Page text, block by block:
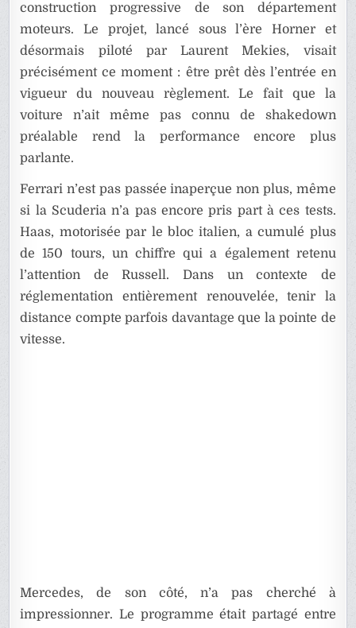
construction progressive de son département
moteurs. Le projet, lancé sous l’ère Horner et
désormais piloté par Laurent Mekies, visait
précisément ce moment : être prêt dès l’entrée en
vigueur du nouveau règlement. Le fait que la
voiture n’ait même pas connu de shakedown
préalable rend la performance encore plus
parlante.
Ferrari n’est pas passée inaperçue non plus, même
si la Scuderia n’a pas encore pris part à ces tests.
Haas, motorisée par le bloc italien, a cumulé plus
de 150 tours, un chiffre qui a également retenu
l’attention de Russell. Dans un contexte de
réglementation entièrement renouvelée, tenir la
distance compte parfois davantage que la pointe de
vitesse.
Mercedes, de son côté, n’a pas cherché à
impressionner. Le programme était partagé entre